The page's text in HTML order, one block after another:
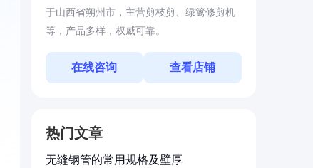
于山西省朔州市，主营剪枝剪、绿篱修剪机
等，产品多样，权威可靠。
在线咨询 查看店铺
热门文章
无缝钢管的常用规格及壁厚